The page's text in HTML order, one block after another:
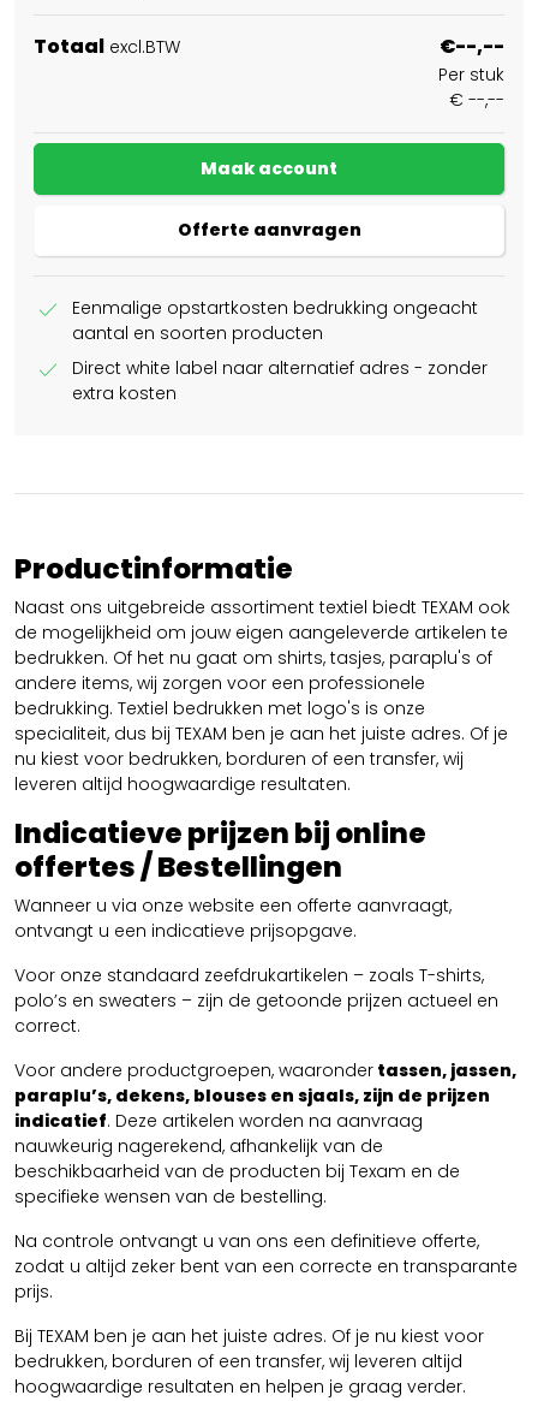
Totaal excl.BTW €--,--
Per stuk
€ --,--
Maak account
Offerte aanvragen
check
Eenmalige opstartkosten bedrukking ongeacht
aantal en soorten producten
check
Direct white label naar alternatief adres - zonder
extra kosten
Productinformatie
Naast ons uitgebreide assortiment textiel biedt TEXAM ook
de mogelijkheid om jouw eigen aangeleverde artikelen te
bedrukken. Of het nu gaat om shirts, tasjes, paraplu's of
andere items, wij zorgen voor een professionele
bedrukking. Textiel bedrukken met logo's is onze
specialiteit, dus bij TEXAM ben je aan het juiste adres. Of je
nu kiest voor bedrukken, borduren of een transfer, wij
leveren altijd hoogwaardige resultaten.
Indicatieve prijzen bij online
offertes / Bestellingen
Wanneer u via onze website een offerte aanvraagt,
ontvangt u een indicatieve prijsopgave.
Voor onze standaard zeefdrukartikelen – zoals T-shirts,
polo’s en sweaters – zijn de getoonde prijzen actueel en
correct.
Voor andere productgroepen, waaronder tassen, jassen,
paraplu’s, dekens, blouses en sjaals, zijn de prijzen
indicatief. Deze artikelen worden na aanvraag
nauwkeurig nagerekend, afhankelijk van de
beschikbaarheid van de producten bij Texam en de
specifieke wensen van de bestelling.
Na controle ontvangt u van ons een definitieve offerte,
zodat u altijd zeker bent van een correcte en transparante
prijs.
Bij TEXAM ben je aan het juiste adres. Of je nu kiest voor
bedrukken, borduren of een transfer, wij leveren altijd
hoogwaardige resultaten en helpen je graag verder.